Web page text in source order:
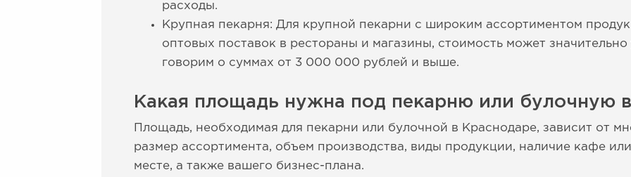
расходы.
Крупная пекарня: Для крупной пекарни с широким ассортиментом
оптовых поставок в рестораны и магазины, стоимость может
говорим о суммах от 3 000 000 рублей и выше.
Какая площадь нужна под пекарню или булочную
Площадь, необходимая для пекарни или булочной в Краснодаре, зависит от
размер ассортимента, объем производства, виды продукции, наличие кафе
месте, а также вашего бизнес-плана.